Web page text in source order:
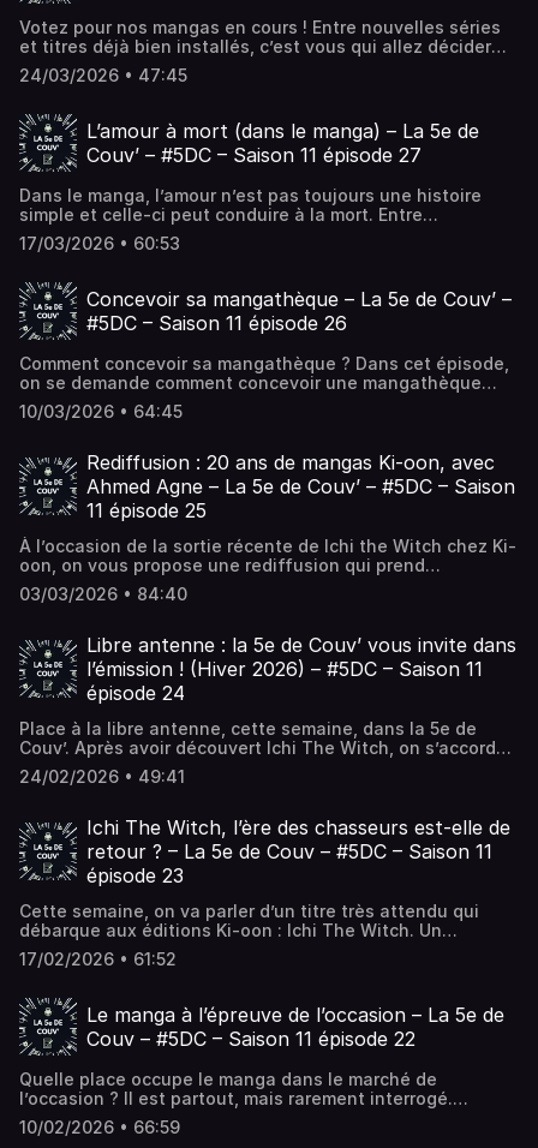
Votez pour nos mangas en cours ! Entre nouvelles séries
et titres déjà bien installés, c’est vous qui allez décider
lesquels méritent vraiment qu’on s’y attarde. Cette
semaine, on fait le point sur 10 mangas... L’article Nos 10
11 épisode 28 est apparu en premier sur La 5e de Couv' -
Le podcast de débat autour du manga !.
24/03/2026 • 47:45
L’amour à mort (dans le manga) – La 5e de
Couv’ – #5DC – Saison 11 épisode 27
Dans le manga, l’amour n’est pas toujours une histoire
simple et celle-ci peut conduire à la mort. Entre
sentiments extrêmes, relations toxiques et situations
absurdes, certaines romances flirtent directement avec la
le manga) – La 5e de Couv’ – #5DC – Saison 11 épisode 27
est apparu en premier sur La 5e de Couv' - Le podcast de
débat autour du manga !.
17/03/2026 • 60:53
Concevoir sa mangathèque – La 5e de Couv’ –
#5DC – Saison 11 épisode 26
Comment concevoir sa mangathèque ? Dans cet épisode,
on se demande comment concevoir une mangathèque
pratique, esthétique et adaptée à sa collection de
mangas. En effet, maintenant que La 5e de Couv’ vous a
Couv’ – #5DC – Saison 11 épisode 26 est apparu en premier
sur La 5e de Couv' - Le podcast de débat autour du
manga !.
10/03/2026 • 64:45
Rediffusion : 20 ans de mangas Ki-oon, avec
Ahmed Agne – La 5e de Couv’ – #5DC – Saison
11 épisode 25
À l’occasion de la sortie récente de Ichi the Witch chez Ki-
oon, on vous propose une rediffusion qui prend
aujourd’hui une saveur particulière. En effet, dans cet
épisode de la saison 10 de La 5e... L’article Rediffusion :
Couv’ – #5DC – Saison 11 épisode 25 est apparu en premier
sur La 5e de Couv' - Le podcast de débat autour du
manga !.
03/03/2026 • 84:40
Libre antenne : la 5e de Couv’ vous invite dans
l’émission ! (Hiver 2026) – #5DC – Saison 11
épisode 24
Place à la libre antenne, cette semaine, dans la 5e de
Couv’. Après avoir découvert Ichi The Witch, on s’accorde
un peu de temps… Puisque c’est relâche pour l’équipe,
c’est à vous, chers auditeurs et... L’article Libre antenne :
#5DC – Saison 11 épisode 24 est apparu en premier sur La
5e de Couv' - Le podcast de débat autour du manga !.
24/02/2026 • 49:41
Ichi The Witch, l’ère des chasseurs est-elle de
retour ? – La 5e de Couv – #5DC – Saison 11
épisode 23
Cette semaine, on va parler d’un titre très attendu qui
débarque aux éditions Ki-oon : Ichi The Witch. Un
blockbuster annoncé qui arrive avec des chiffres solides,
une communication bien huilée et un lancement en...
retour ? – La 5e de Couv – #5DC – Saison 11 épisode 23 est
apparu en premier sur La 5e de Couv' - Le podcast de
débat autour du manga !.
17/02/2026 • 61:52
Le manga à l’épreuve de l’occasion – La 5e de
Couv – #5DC – Saison 11 épisode 22
Quelle place occupe le manga dans le marché de
l’occasion ? Il est partout, mais rarement interrogé.
Brocantes, librairies spécialisées, plateformes en ligne,
ventes entre particuliers : le manga circule, change de
10/02/2026 • 66:59